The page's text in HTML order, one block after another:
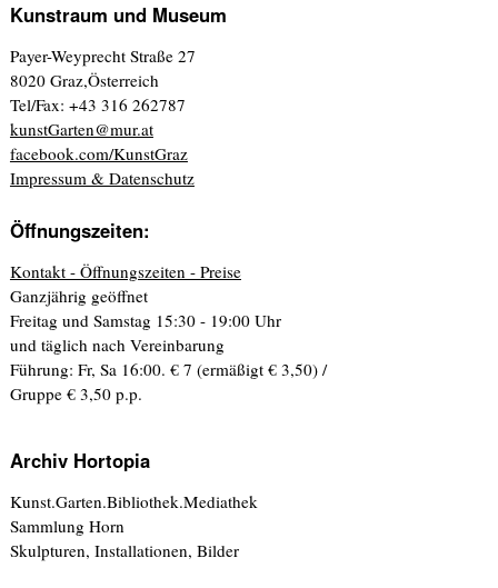
Kunstraum und Museum
Payer-Weyprecht Straße 27
8020 Graz,Österreich
Tel/Fax: +43 316 262787
kunstGarten@mur.at
facebook.com/KunstGraz
Impressum & Datenschutz
Öffnungszeiten:
Kontakt - Öffnungszeiten - Preise
Ganzjährig geöffnet
Freitag und Samstag 15:30 - 19:00 Uhr
und täglich nach Vereinbarung
Führung: Fr, Sa 16:00. € 7 (ermäßigt € 3,50) /
Gruppe € 3,50 p.p.
Archiv Hortopia
Kunst.Garten.Bibliothek.Mediathek
Sammlung Horn
Skulpturen, Installationen, Bilder